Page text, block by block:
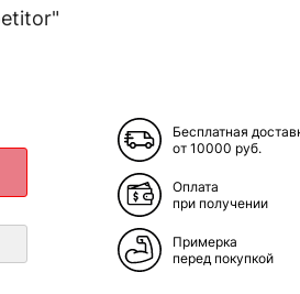
Бесплатная
от 10000 руб.
Оплата
при получении
Примерка
перед покупкой